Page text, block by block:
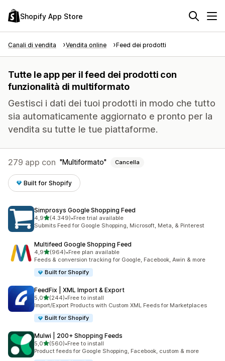
Shopify App Store
Canali di vendita Vendita online Feed dei prodotti
Tutte le app per il feed dei prodotti con
funzionalità di multiformato
Gestisci i dati dei tuoi prodotti in modo che tutto
sia automaticamente aggiornato e pronto per la
vendita su tutte le tue piattaforme.
279 app con Multiformato Cancella
Built for Shopify
Simprosys Google Shopping Feed
4,9stelle su 5
(4.349)
4349 recensioni totali
•Free trial available
Submits Feed for Google Shopping, Microsoft, Meta, & Pinterest
Multifeed Google Shopping Feed
4,9stelle su 5
(964)
964 recensioni totali
•Free plan available
Feeds & conversion tracking for Google, Facebook, Awin & more
Built for Shopify
FeedFix | XML Import & Export
5,0stelle su 5
(244)
244 recensioni totali
•Free to install
Import/Export Products with Custom XML Feeds for Marketplaces
Built for Shopify
Mulwi | 200+ Shopping Feeds
5,0stelle su 5
(560)
560 recensioni totali
•Free to install
Product feeds for Google Shopping, Facebook, custom & more